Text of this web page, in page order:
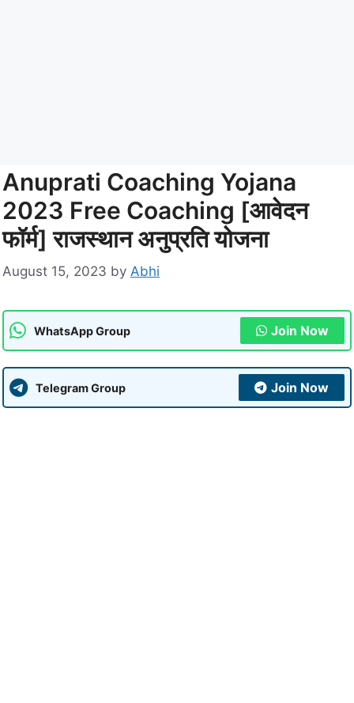
Anuprati Coaching Yojana
2023 Free Coaching [आवेदन
फॉर्म] राजस्‍थान अनुप्रति योजना
August 15, 2023 by Abhi
WhatsApp Group Join Now
Telegram Group Join Now